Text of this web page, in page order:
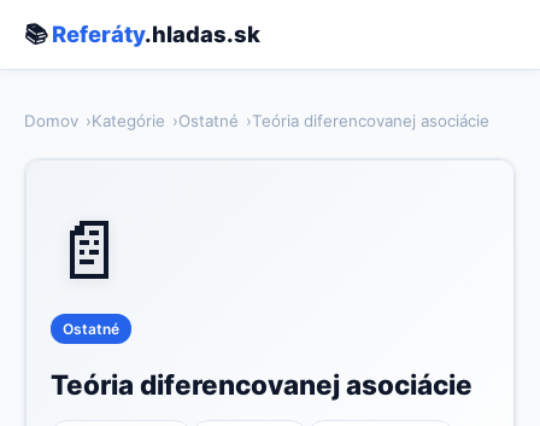
📚Referáty.hladas.sk
Domov Kategórie Ostatné Teória diferencovanej asociácie
📄
Ostatné
Teória diferencovanej asociácie